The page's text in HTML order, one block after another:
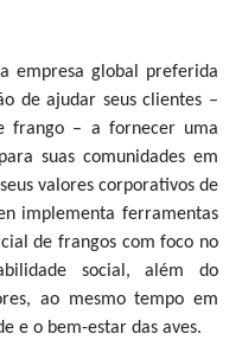
empresa global preferida
de ajudar seus clientes –
frango – a fornecer uma
suas comunidades em
valores corporativos de
implementa ferramentas
de frangos com foco no
social, além do
ao mesmo tempo em
e o bem-estar das aves.